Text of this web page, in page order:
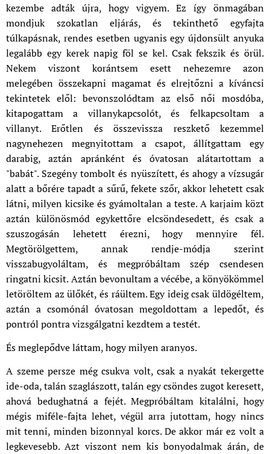
kezembe adták újra, hogy vigyem. Ez így önmagában
mondjuk szokatlan eljárás, és tekinthető egyfajta
túlkapásnak, rendes esetben ugyanis egy újdonsült anyuka
legalább egy kerek napig föl se kel. Csak fekszik és örül.
Nekem viszont korántsem esett nehezemre azon
melegében összekapni magamat és elrejtőzni a kíváncsi
tekintetek elől: bevonszolódtam az első női mosdóba,
kitapogattam a villanykapcsolót, és felkapcsoltam a
villanyt. Erőtlen és összevissza reszkető kezemmel
nagynehezen megnyitottam a csapot, állítgattam egy
darabig, aztán apránként és óvatosan alátartottam a
"babát". Szegény tombolt és nyüszített, és ahogy a vízsugár
alatt a bőrére tapadt a sűrű, fekete szőr, akkor lehetett csak
látni, milyen kicsike és gyámoltalan a teste. A karjaim közt
aztán különösmód egykettőre elcsöndesedett, és csak a
szuszogásán lehetett érezni, hogy mennyire fél.
Megtörölgettem, annak rendje-módja szerint
visszabugyoláltam, és megpróbáltam szép csendesen
ringatni kicsit. Aztán bevonultam a vécébe, a könyökömmel
letöröltem az ülőkét, és ráültem. Egy ideig csak üldögéltem,
aztán a csomónál óvatosan megoldottam a lepedőt, és
pontról pontra vizsgálgatni kezdtem a testét.
És meglepődve láttam, hogy milyen aranyos.
A szeme persze még csukva volt, csak a nyakát tekergette
ide-oda, talán szaglászott, talán egy csöndes zugot keresett,
ahová bedughatná a fejét. Megpróbáltam kitalálni, hogy
mégis miféle-fajta lehet, végül arra jutottam, hogy nincs
mit tenni, minden bizonnyal korcs. De akkor már ez volt a
legkevesebb. Azt viszont nem kis bonyodalmak árán, de